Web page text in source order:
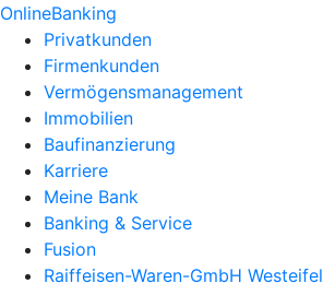
OnlineBanking
Privatkunden
Firmenkunden
Vermögensmanagement
Immobilien
Baufinanzierung
Karriere
Meine Bank
Banking & Service
Fusion
Raiffeisen-Waren-GmbH Westeifel